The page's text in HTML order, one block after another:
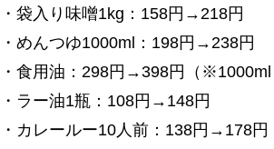
・袋入り味噌1kg：158円→218円
・めんつゆ1000ml：198円→238円
・食用油：298円→398円（
・ラー油1瓶：108円→148円
・カレールー10人前：138円→178円